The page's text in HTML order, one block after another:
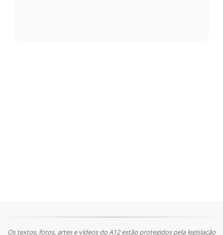
Os textos, fotos, artes e vídeos do A12 estão protegidos pela legislação